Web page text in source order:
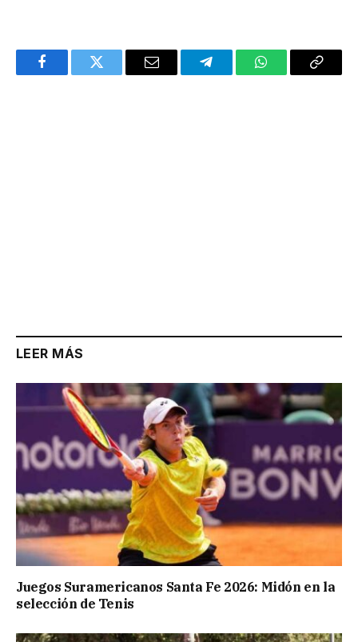
FacebookTwitter Email TelegramWhatsAppCopy
LEER MÁS
Juegos Suramericanos Santa Fe 2026: Midón en la
selección de Tenis